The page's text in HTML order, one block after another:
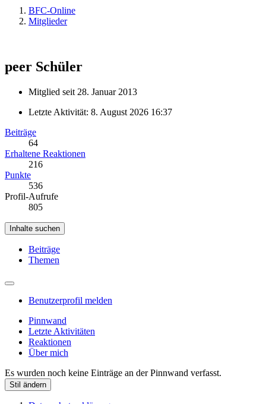
BFC-Online
Mitglieder
peer Schüler
Mitglied seit 28. Januar 2013
Letzte Aktivität: 8. August 2026 16:37
Beiträge
64
Erhaltene Reaktionen
216
Punkte
536
Profil-Aufrufe
805
Inhalte suchen
Beiträge
Themen
Benutzerprofil melden
Pinnwand
Letzte Aktivitäten
Reaktionen
Über mich
Es wurden noch keine Einträge an der Pinnwand verfasst.
Stil ändern